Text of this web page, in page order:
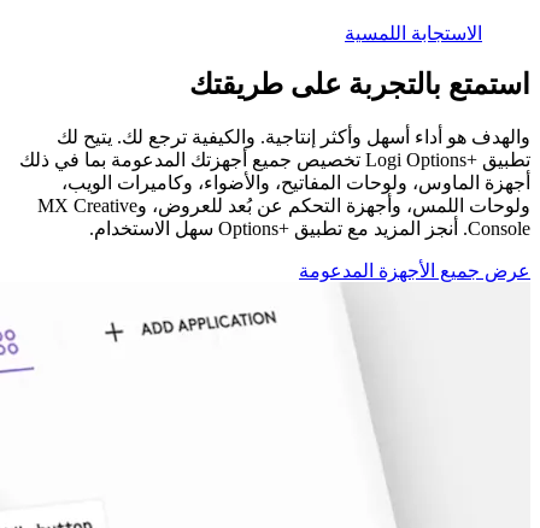
الاستجابة اللمسية
استمتع بالتجربة على طريقتك
والهدف هو أداء أسهل وأكثر إنتاجية. والكيفية ترجع لك. يتيح لك
تطبيق Logi Options+‎ تخصيص جميع أجهزتك المدعومة بما في ذلك
أجهزة الماوس، ولوحات المفاتيح، والأضواء، وكاميرات الويب،
ولوحات اللمس، وأجهزة التحكم عن بُعد للعروض، وMX Creative
Console. أنجز المزيد مع تطبيق Options+‎ سهل الاستخدام.
عرض جميع الأجهزة المدعومة